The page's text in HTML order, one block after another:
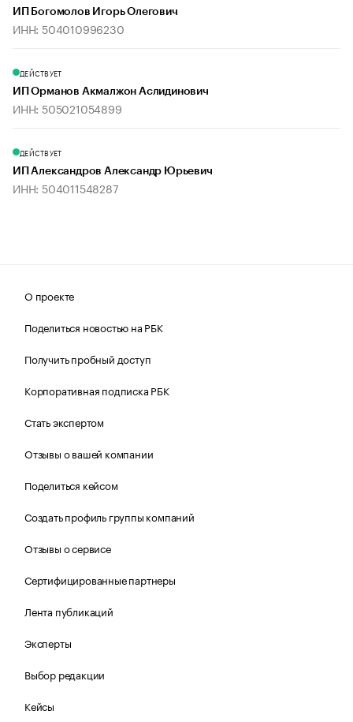
ИП Богомолов Игорь Олегович
ИНН: 504010996230
ДЕЙСТВУЕТ
ИП Орманов Акмалжон Аслидинович
ИНН: 505021054899
ДЕЙСТВУЕТ
ИП Александров Александр Юрьевич
ИНН: 504011548287
О проекте
Поделиться новостью на РБК
Получить пробный доступ
Корпоративная подписка РБК
Стать экспертом
Отзывы о вашей компании
Поделиться кейсом
Создать профиль группы компаний
Отзывы о сервисе
Сертифицированные партнеры
Лента публикаций
Эксперты
Выбор редакции
Кейсы